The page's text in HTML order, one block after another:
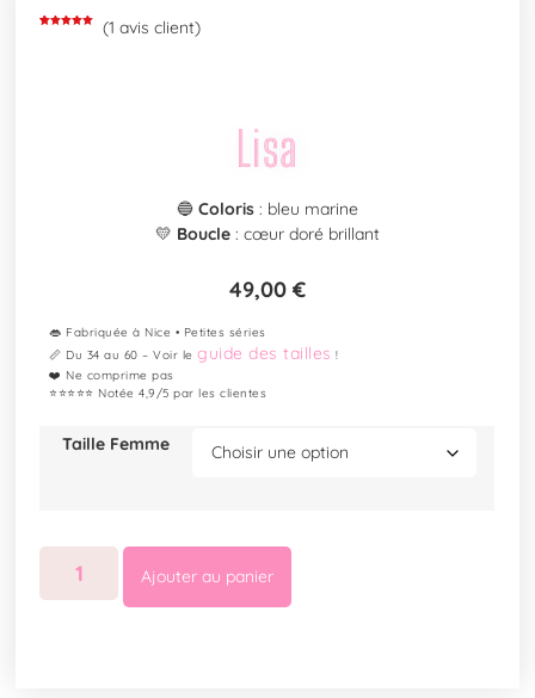
(1 avis client)
Lisa
🔵 Coloris : bleu marine
💛 Boucle : cœur doré brillant
49,00 €
👄 Fabriquée à Nice • Petites séries
📏 Du 34 au 60 – Voir leguide des tailles !
❤️ Ne comprime pas
⭐⭐⭐⭐⭐ Notée 4,9/5 par les clientes
Taille Femme
Ajouter au panier